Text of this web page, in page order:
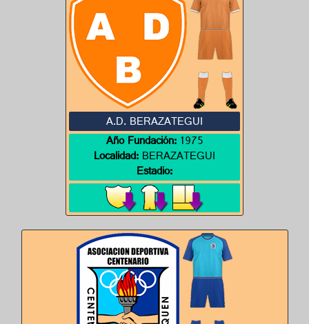
A.D. BERAZATEGUI
Año Fundación:1975
Localidad:BERAZATEGUI
Estadio: